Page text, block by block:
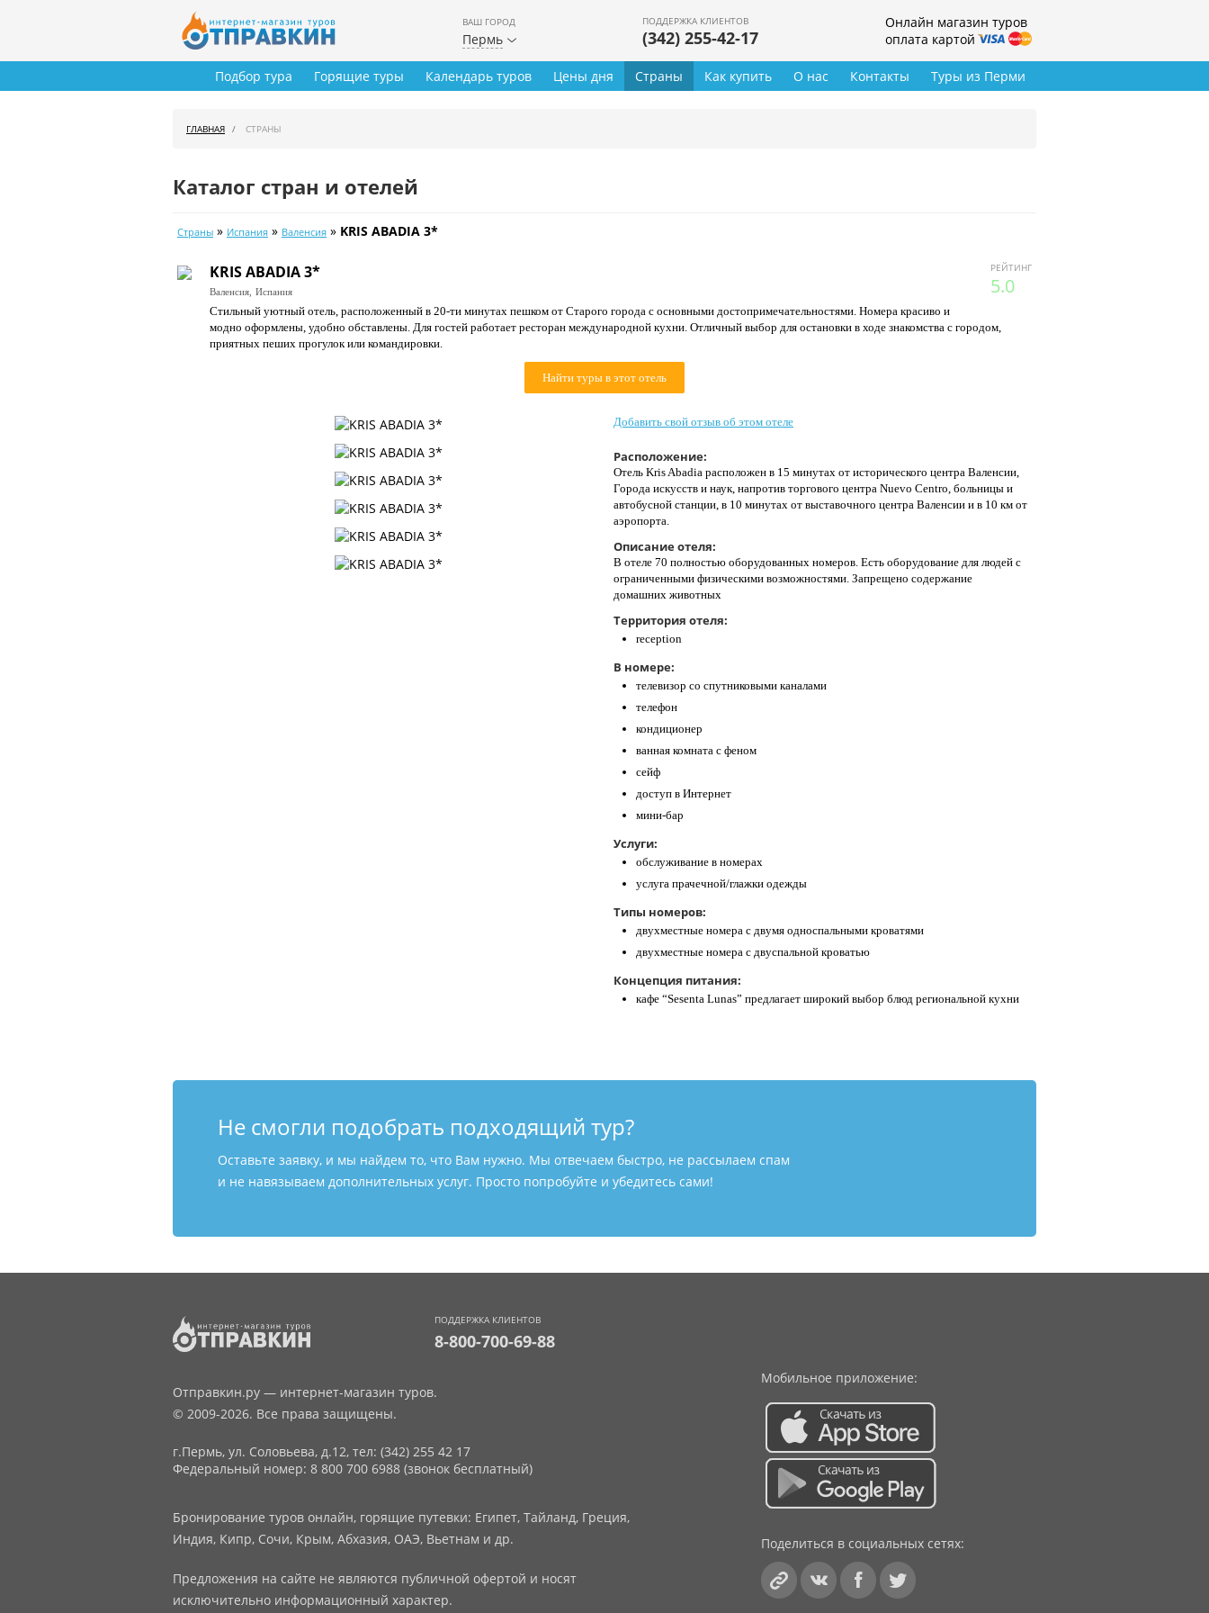
ВАШ ГОРОД
Пермь
ПОДДЕРЖКА КЛИЕНТОВ
(342) 255-42-17
Онлайн магазин туров
оплата картой
Туры из Перми
Подбор тура Горящие туры Календарь туров Цены дня Страны Как купить О нас Контакты
ГЛАВНАЯ СТРАНЫ
Каталог стран и отелей
Страны » Испания » Валенсия » KRIS ABADIA 3*
РЕЙТИНГ
5.0
KRIS ABADIA 3*
Валенсия, Испания
Стильный уютный отель, расположенный в 20-ти минутах пешком от Старого города с основными достопримечательностями. Номера красиво и
модно оформлены, удобно обставлены. Для гостей работает ресторан международной кухни. Отличный выбор для остановки в ходе знакомства с городом,
приятных пеших прогулок или командировки.
Найти туры в этот отель
Добавить свой отзыв об этом отеле
Расположение:
Отель Kris Abadia расположен в 15 минутах от исторического центра Валенсии,
Города искусств и наук, напротив торгового центра Nuevo Centro, больницы и
автобусной станции, в 10 минутах от выставочного центра Валенсии и в 10 км от
аэропорта.
Описание отеля:
В отеле 70 полностью оборудованных номеров. Есть оборудование для людей с
ограниченными физическими возможностями. Запрещено содержание
домашних животных
Территория отеля:
reception
В номере:
телевизор со спутниковыми каналами
телефон
кондиционер
ванная комната с феном
сейф
доступ в Интернет
мини-бар
Услуги:
обслуживание в номерах
услуга прачечной/глажки одежды
Типы номеров:
двухместные номера с двумя односпальными кроватями
двухместные номера с двуспальной кроватью
Концепция питания:
кафе “Sesenta Lunas” предлагает широкий выбор блюд региональной кухни
Не смогли подобрать подходящий тур?
Оставьте заявку, и мы найдем то, что Вам нужно. Мы отвечаем быстро, не рассылаем спам
и не навязываем дополнительных услуг. Просто попробуйте и убедитесь сами!
ПОДДЕРЖКА КЛИЕНТОВ
8-800-700-69-88
Отправкин.ру — интернет-магазин туров.
© 2009-2026. Все права защищены.
г.Пермь, ул. Соловьева, д.12, тел: (342) 255 42 17
Федеральный номер: 8 800 700 6988 (звонок бесплатный)
Бронирование туров онлайн, горящие путевки: Египет, Тайланд, Греция,
Индия, Кипр, Сочи, Крым, Абхазия, ОАЭ, Вьетнам и др.
Предложения на сайте не являются публичной офертой и носят
исключительно информационный характер.
Мобильное приложение:
Поделиться в социальных сетях: